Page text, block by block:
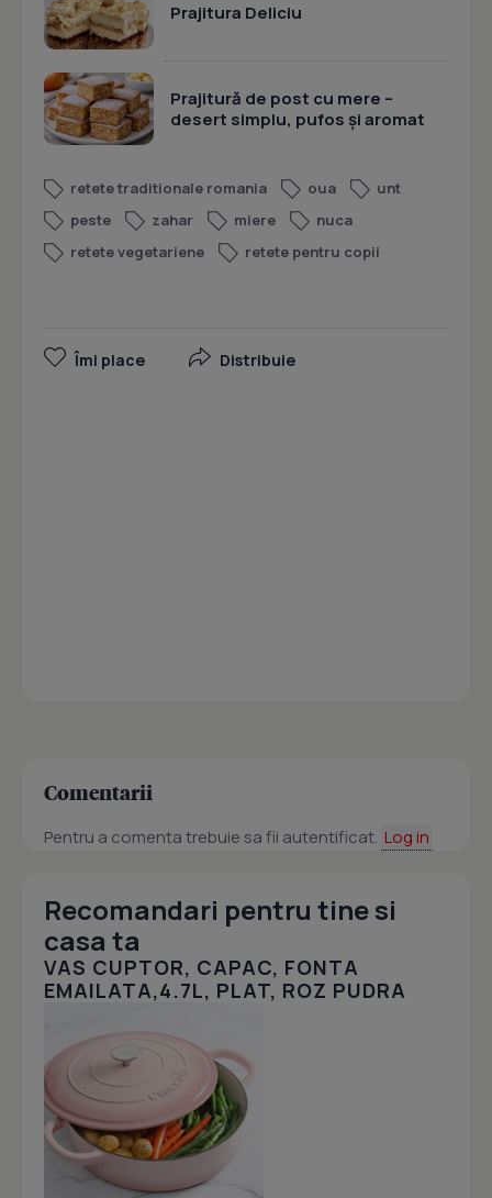
Prajitura Deliciu
Prajitură de post cu mere –
desert simplu, pufos și aromat
retete traditionale romania oua
unt
peste
zahar miere
nuca
retete vegetariene
retete pentru copii
Îmi place Distribuie
Comentarii
Pentru a comenta trebuie sa fii autentificat. Log in
Recomandari pentru tine si
casa ta
VAS CUPTOR, CAPAC, FONTA
EMAILATA,4.7L, PLAT, ROZ PUDRA